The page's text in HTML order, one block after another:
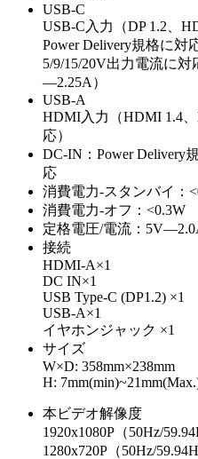
USB-C
USB-C入力（DP 1.2、
Power Delivery規格に対
5/9/15/20V出力電流に
—2.25A）
USB-A
HDMI入力（HDMI 1.4
応）
DC-IN：Power Delivery
応
消費電力-スタンバイ：
消費電力-オフ：<0.3W
定格電圧/電流：
接続
HDMI-A×1
DC IN×1
USB Type-C (DP1.2) ×1
USB-A×1
イヤホンジャック ×1
サイズ
W×D: 358mm×238mm
H:
本ビデオ解像度
1920x1080P（50Hz/
1280x720P（50Hz/